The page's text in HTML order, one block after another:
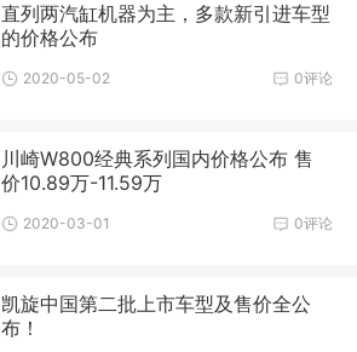
直列两汽缸机器为主，多款新引进车型
的价格公布
0评论
2020-05-02
川崎W800经典系列国内价格公布 售
价10.89万-11.59万
0评论
2020-03-01
凯旋中国第二批上市车型及售价全公
布！